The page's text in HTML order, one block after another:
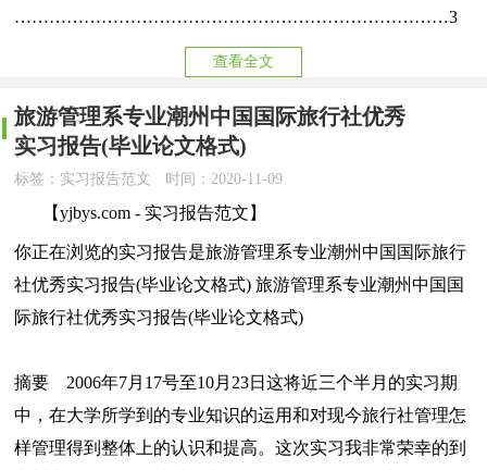
…………………………………………………………………3
查看全文
旅游管理系专业潮州中国国际旅行社优秀
实习报告(毕业论文格式)
标签：实习报告范文 时间：2020-11-09
【yjbys.com - 实习报告范文】
你正在浏览的实习报告是旅游管理系专业潮州中国国际旅行
社优秀实习报告(毕业论文格式) 旅游管理系专业潮州中国国
际旅行社优秀实习报告(毕业论文格式)
摘要 2006年7月17号至10月23日这将近三个半月的实习期
中，在大学所学到的专业知识的运用和对现今旅行社管理怎
样管理得到整体上的认识和提高。这次实习我非常荣幸的到